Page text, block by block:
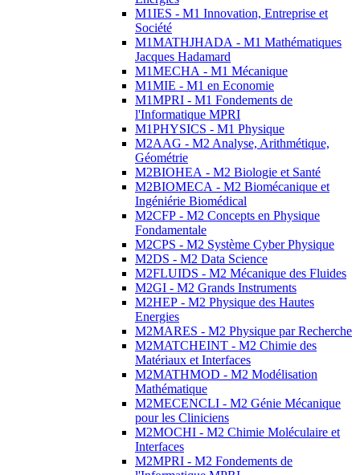
M1IES - M1 Innovation, Entreprise et
Société
M1MATHJHADA - M1 Mathématiques
Jacques Hadamard
M1MECHA - M1 Mécanique
M1MIE - M1 en Economie
M1MPRI - M1 Fondements de
l'Informatique MPRI
M1PHYSICS - M1 Physique
M2AAG - M2 Analyse, Arithmétique,
Géométrie
M2BIOHEA - M2 Biologie et Santé
M2BIOMECA - M2 Biomécanique et
Ingéniérie Biomédical
M2CFP - M2 Concepts en Physique
Fondamentale
M2CPS - M2 Système Cyber Physique
M2DS - M2 Data Science
M2FLUIDS - M2 Mécanique des Fluides
M2GI - M2 Grands Instruments
M2HEP - M2 Physique des Hautes
Energies
M2MARES - M2 Physique par Recherche
M2MATCHEINT - M2 Chimie des
Matériaux et Interfaces
M2MATHMOD - M2 Modélisation
Mathématique
M2MECENCLI - M2 Génie Mécanique
pour les Cliniciens
M2MOCHI - M2 Chimie Moléculaire et
Interfaces
M2MPRI - M2 Fondements de